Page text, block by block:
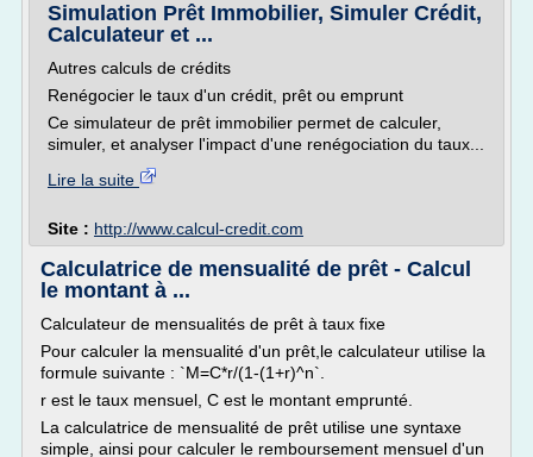
Simulation Prêt Immobilier, Simuler Crédit,
Calculateur et ...
Autres calculs de crédits
Renégocier le taux d'un crédit, prêt ou emprunt
Ce simulateur de prêt immobilier permet de calculer,
simuler, et analyser l'impact d'une renégociation du taux...
Lire la suite
Site : http://www.calcul-credit.com
Calculatrice de mensualité de prêt - Calcul
le montant à ...
Calculateur de mensualités de prêt à taux fixe
Pour calculer la mensualité d'un prêt,le calculateur utilise la
formule suivante : `M=C*r/(1-(1+r)^n`.
r est le taux mensuel, C est le montant emprunté.
La calculatrice de mensualité de prêt utilise une syntaxe
simple, ainsi pour calculer le remboursement mensuel d'un